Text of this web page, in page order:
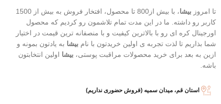
تا امروز بیشا
، با بیش از800 تا محصول، افتخار فروش به بیش از 1500
کاربر رو داشته. ما در این مدت تمام تلاشمون رو کردیم که محصول
اورجینال کره ای رو با بالاترین کیفیت و با منصفانه ترین قیمت در اختیار
شما بذاریم تا لذت تجربه ی اولین خریدتون با نام بیشا به یادتون بمونه و
ازین به بعد برای خرید محصولات مراقبت پوستی، بیشا اولین انتخابتون
باشه.
استان قم، میدان سمیه (فروش حضوری نداریم)